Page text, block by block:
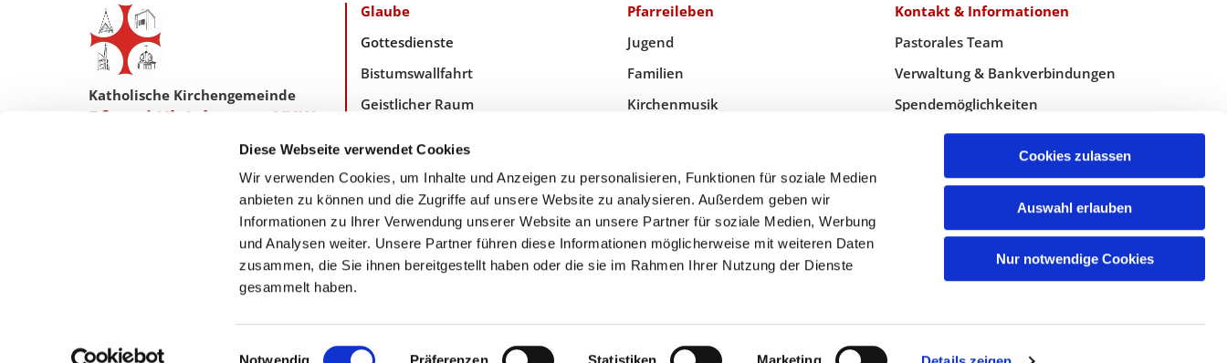
Diese Webseite verwendet Cookies
Wir verwenden Cookies, um Inhalte und Anzeigen zu personalisieren, Funktionen für soziale Medien
anbieten zu können und die Zugriffe auf unsere Website zu analysieren. Außerdem geben wir
Informationen zu Ihrer Verwendung unserer Website an unsere Partner für soziale Medien, Werbung
und Analysen weiter. Unsere Partner führen diese Informationen möglicherweise mit weiteren Daten
zusammen, die Sie ihnen bereitgestellt haben oder die sie im Rahmen Ihrer Nutzung der Dienste
gesammelt haben.
Einwilligungsauswahl
Notwendig Präferenzen Statistiken Marketing
Cookies zulassen
Auswahl erlauben
Nur notwendige Cookies
Katholische Kirchengemeinde
Pfarrei Hl. Johannes XXIII.
Tempelhof-Buckow
Glaube
Gottesdienste
Bistumswallfahrt
Geistlicher Raum
Pfarreileben
Jugend
Familien
Kirchenmusik
Kontakt & Informationen
Pastorales Team
Verwaltung & Bankverbindungen
Spendemöglichkeiten
WebMaster
Zentrales Pfarreibüro:
Friedrich-Wilhelm-Str. 70/71
pfarreibuero@hl-johannes23.de
Priesternotruf